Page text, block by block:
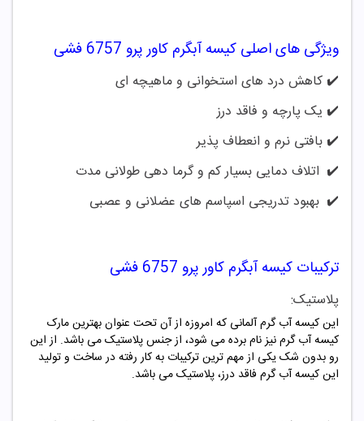
ویژگی های اصلی کیسه آبگرم کاور پرو 6757 فشی
✔️ کاهش درد های استخوانی و ماهیچه ای
✔️ یک پارچه و فاقد درز
✔️بافتی نرم و انعطاف پذیر
✔️ اتلاف دمایی بسیار کم و گرما دهی طولانی مدت
✔️ بهبود تدریجی اسپاسم های عضلانی و عصبی
ترکیبات کیسه آبگرم کاور پرو 6757 فشی
پلاستیک:
این کیسه آب گرم آلمانی که امروزه از آن تحت عنوان بهترین مارک
کیسه آب گرم نیز نام برده می شود، از جنس پلاستیک می باشد. از این
رو بدون شک یکی از مهم ترین ترکیبات به کار رفته در ساخت و تولید
این کیسه آب گرم فاقد درز، پلاستیک می باشد.